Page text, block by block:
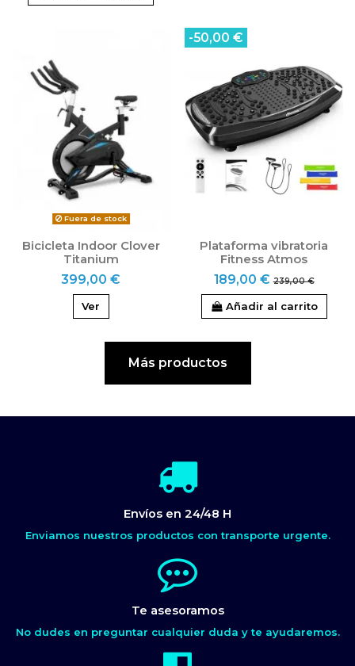
Fuera de stock
Bicicleta Indoor Clover
Titanium
399,00 €
Ver
-50,00 €
Plataforma vibratoria
Fitness Atmos
189,00 € 239,00 €
Añadir al carrito
Más productos
Envíos en 24/48 H
Enviamos nuestros productos con transporte urgente.
Te asesoramos
No dudes en preguntar cualquier duda y te ayudaremos.